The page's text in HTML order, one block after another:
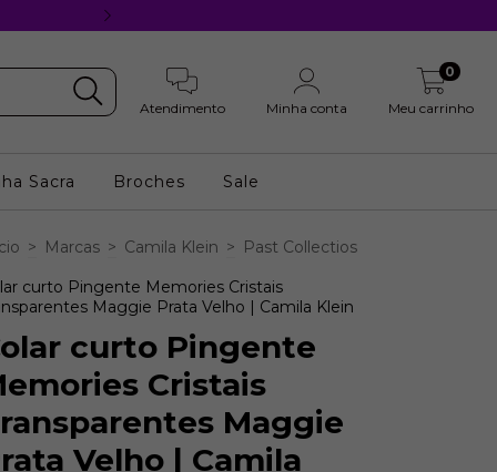
Atendimento Minha conta Meu carrinho
0
Sacra Broches Sale
> Marcas > Camila Klein > Past Collectios
curto Pingente Memories Cristais
Maggie Prata Velho | Camila Klein
curto Pingente
Cristais
Maggie
Velho | Camila